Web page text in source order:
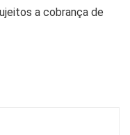
a cobrança de